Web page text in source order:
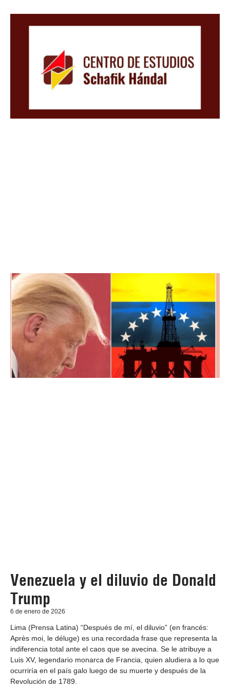
Venezuela y el diluvio de Donald
Trump
6 de enero de 2026
Lima (Prensa Latina) “Después de mí, el diluvio” (en francés:
Après moi, le déluge) es una recordada frase que representa la
indiferencia total ante el caos que se avecina. Se le atribuye a
Luis XV, legendario monarca de Francia, quien aludiera a lo que
ocurriría en el país galo luego de su muerte y después de la
Revolución de 1789.